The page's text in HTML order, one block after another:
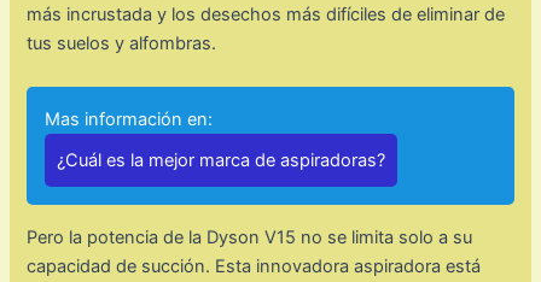
más incrustada y los desechos más difíciles de eliminar de
tus suelos y alfombras.
Mas información en:
¿Cuál es la mejor marca de aspiradoras?
Pero la potencia de la Dyson V15 no se limita solo a su
capacidad de succión. Esta innovadora aspiradora está